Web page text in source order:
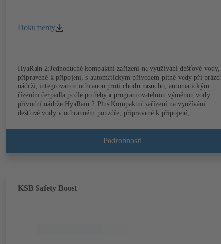
Dokumenty
HyaRain 2:Jednoduché kompaktní zařízení na využívání dešťové vody,
připravené k připojení, s automatickým přívodem pitné vody při
nádrži, integrovanou ochranou proti chodu nasucho, automatickým
řízením čerpadla podle potřeby a programovatelnou výměnou vody
přívodní nádrže.HyaRain 2 Plus:Kompaktní zařízení na využívání
dešťové vody v ochranném pouzdře, připravené k připojení,
ochranou proti chodu nasucho, automatickým řízením čerpadla podle
potřeby a programovatelnou výměnou vody přívodní nádrže. Navíc
Podrobnosti
KSB Safety Boost